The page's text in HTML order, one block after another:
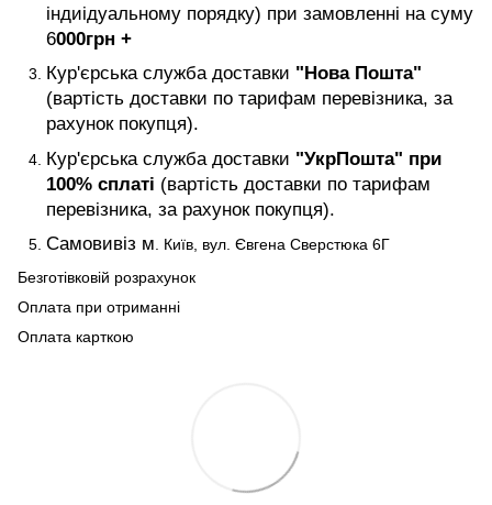
індиідуальному порядку) при замовленні на суму
6000грн +
Кур'єрська служба доставки "Нова Пошта"
(вартість доставки по тарифам перевізника, за
рахунок покупця).
Кур'єрська служба доставки "УкрПошта" при
100% сплаті (вартість доставки по тарифам
перевізника, за рахунок покупця).
Самовивіз м . Київ, вул. Євгена Сверстюка 6Г
Безготівковій розрахунок
Оплата при отриманні
Оплата карткою